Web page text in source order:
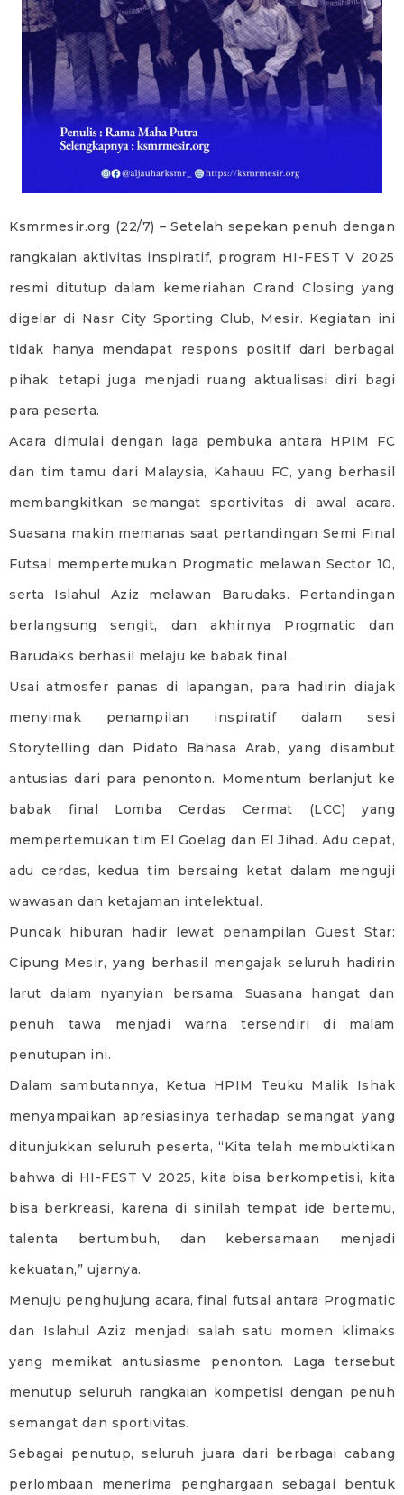
Ksmrmesir.org (22/7) – Setelah sepekan penuh dengan
rangkaian aktivitas inspiratif, program HI-FEST V 2025
resmi ditutup dalam kemeriahan Grand Closing yang
digelar di Nasr City Sporting Club, Mesir. Kegiatan ini
tidak hanya mendapat respons positif dari berbagai
pihak, tetapi juga menjadi ruang aktualisasi diri bagi
para peserta.
Acara dimulai dengan laga pembuka antara HPIM FC
dan tim tamu dari Malaysia, Kahauu FC, yang berhasil
membangkitkan semangat sportivitas di awal acara.
Suasana makin memanas saat pertandingan Semi Final
Futsal mempertemukan Progmatic melawan Sector 10,
serta Islahul Aziz melawan Barudaks. Pertandingan
berlangsung sengit, dan akhirnya Progmatic dan
Barudaks berhasil melaju ke babak final.
Usai atmosfer panas di lapangan, para hadirin diajak
menyimak penampilan inspiratif dalam sesi
Storytelling dan Pidato Bahasa Arab, yang disambut
antusias dari para penonton. Momentum berlanjut ke
babak final Lomba Cerdas Cermat (LCC) yang
mempertemukan tim El Goelag dan El Jihad. Adu cepat,
adu cerdas, kedua tim bersaing ketat dalam menguji
wawasan dan ketajaman intelektual.
Puncak hiburan hadir lewat penampilan Guest Star:
Cipung Mesir, yang berhasil mengajak seluruh hadirin
larut dalam nyanyian bersama. Suasana hangat dan
penuh tawa menjadi warna tersendiri di malam
penutupan ini.
Dalam sambutannya, Ketua HPIM Teuku Malik Ishak
menyampaikan apresiasinya terhadap semangat yang
ditunjukkan seluruh peserta, “Kita telah membuktikan
bahwa di HI-FEST V 2025, kita bisa berkompetisi, kita
bisa berkreasi, karena di sinilah tempat ide bertemu,
talenta bertumbuh, dan kebersamaan menjadi
kekuatan,” ujarnya.
Menuju penghujung acara, final futsal antara Progmatic
dan Islahul Aziz menjadi salah satu momen klimaks
yang memikat antusiasme penonton. Laga tersebut
menutup seluruh rangkaian kompetisi dengan penuh
semangat dan sportivitas.
Sebagai penutup, seluruh juara dari berbagai cabang
perlombaan menerima penghargaan sebagai bentuk